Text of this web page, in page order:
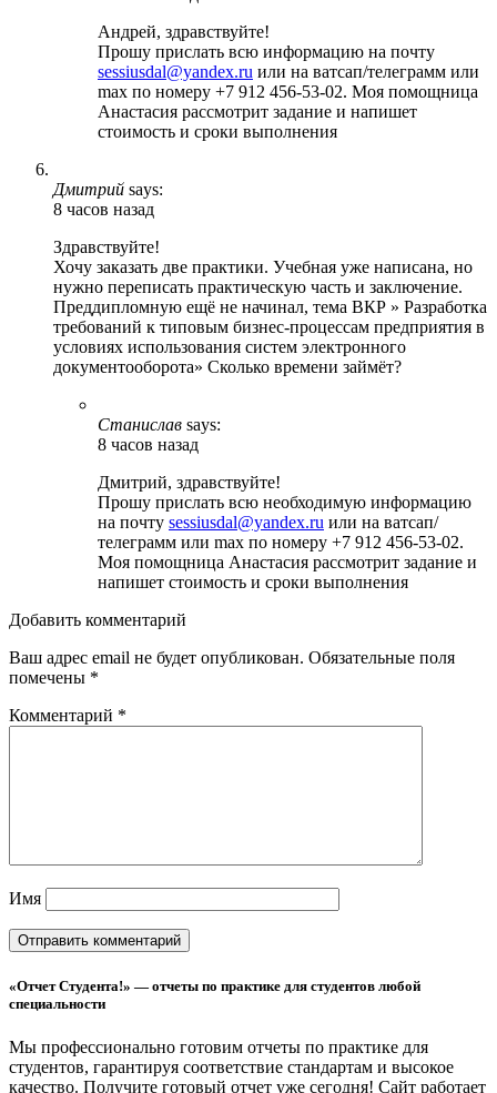
Андрей, здравствуйте!
Прошу прислать всю информацию на почту
sessiusdal@yandex.ru или на ватсап/телеграмм или
max по номеру +7 912 456-53-02. Моя помощница
Анастасия рассмотрит задание и напишет
стоимость и сроки выполнения
Дмитрий says:
8 часов назад
Здравствуйте!
Хочу заказать две практики. Учебная уже написана, но
нужно переписать практическую часть и заключение.
Преддипломную ещё не начинал, тема ВКР » Разработка
требований к типовым бизнес-процессам предприятия в
условиях использования систем электронного
документооборота» Сколько времени займёт?
Станислав says:
8 часов назад
Дмитрий, здравствуйте!
Прошу прислать всю необходимую информацию
на почту sessiusdal@yandex.ru или на ватсап/
телеграмм или max по номеру +7 912 456-53-02.
Моя помощница Анастасия рассмотрит задание и
напишет стоимость и сроки выполнения
Добавить комментарий
Ваш адрес email не будет опубликован. Обязательные поля
помечены *
Комментарий *
Имя
«Отчет Студента!» — отчеты по практике для студентов любой
специальности
Мы профессионально готовим отчеты по практике для
студентов, гарантируя соответствие стандартам и высокое
качество. Получите готовый отчет уже сегодня! Сайт работает